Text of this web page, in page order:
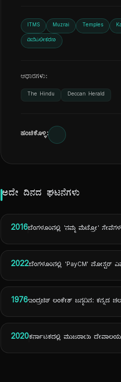
ITMS Muzrai Temples
ಡಿಜಿಟಲೀಕರಣ
ಆಧಾರಗಳು:
The Hindu Deccan Herald
ಹಂಚಿಕೊಳ್ಳಿ:
ಅದೇ ದಿನದ ಘಟನೆಗಳು
2016ಬೆಂಗಳೂರಿನಲ್ಲಿ 'ನಮ್ಮ ಮೆಟ್ರೋ'
2022ಬೆಂಗಳೂರಿನಲ್ಲಿ 'PayCM' ಪೋಸ್ಟರ್
1976ಇಂದ್ರಜಿತ್ ಲಂಕೇಶ್ ಜನ್ಮದಿನ: ಕನ್ನಡ
2020ಕರ್ನಾಟಕದಲ್ಲಿ ಮುಜರಾಯಿ